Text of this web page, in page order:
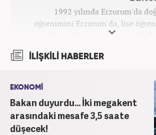
1992 yılında Erzurum'da
öğrenimini Erzurum'da, lise
lisans öğrenimi ise Atatürk
Üniversitesi'nde yüksek lisans
haber sitesi ve televizyon
pozisyonlarda görev aldı. Şu an
haber7.com'da "Editör"
İLİŞKİLİ HABERLER
EKONOMİ
Bakan duyurdu... İki megakent
arasındaki mesafe 3,5 saate
düşecek!